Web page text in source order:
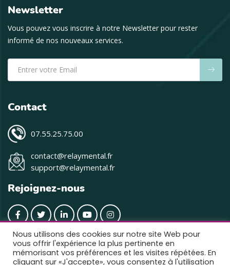
Newsletter
Vous pouvez vous inscrire à notre Newsletter pour rester
informé de nos nouveaux services.
Contact
07.55.25.75.00
contact@relaymental.fr
support@relaymental.fr
Rejoignez-nous
Nous utilisons des cookies sur notre site Web pour
vous offrir l'expérience la plus pertinente en
mémorisant vos préférences et les visites répétées. En
cliquant sur «J'accepte», vous consentez à l'utilisation